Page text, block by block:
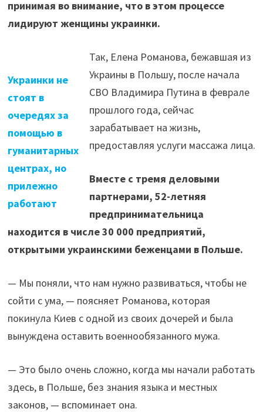
принимая во внимание, что в этом процессе
лидируют женщины украинки.
Украинки не
стоят в
очередях за
помощью в
гуманитарных
центрах, но
прилежно
работают
Так, Елена Романова, бежавшая из
Украины в Польшу, после начала
СВО Владимира Путина в феврале
прошлого года, сейчас
зарабатывает на жизнь,
предоставляя услуги массажа лица.
Вместе с тремя деловыми
партнерами, 52-летняя
предпринимательница
находится в числе 30 000 предприятий,
открытыми украинскими беженцами в Польше.
— Мы поняли, что нам нужно развиваться, чтобы не
сойти с ума, — поясняет Романова, которая
покинула Киев с одной из своих дочерей и была
вынуждена оставить военнообязанного мужа.
— Это было очень сложно, когда мы начали работать
здесь, в Польше, без знания языка и местных
законов, — вспоминает она.